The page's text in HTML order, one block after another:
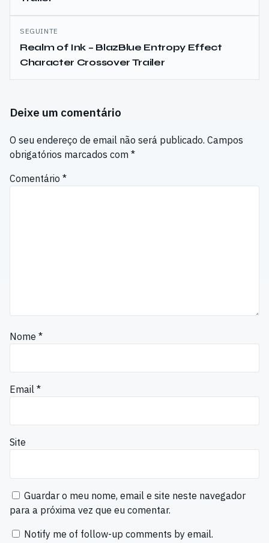
artigos
SEGUINTE
Realm of Ink – BlazBlue Entropy Effect
Character Crossover Trailer
Deixe um comentário
O seu endereço de email não será publicado. Campos
obrigatórios marcados com *
Comentário *
Nome *
Email *
Site
Guardar o meu nome, email e site neste navegador
para a próxima vez que eu comentar.
Notify me of follow-up comments by email.